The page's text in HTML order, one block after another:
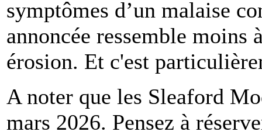
symptômes d’un malaise
annoncée ressemble moins
érosion. Et c'est
A noter que les Sleaford
mars 2026. Pensez à